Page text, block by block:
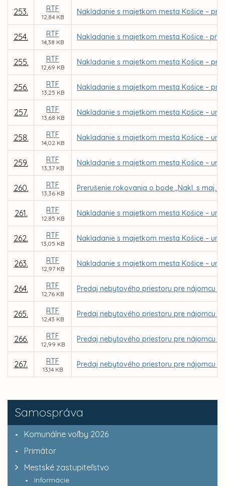
Samospráva
Komunálne voľby 2026
Primátor
Mestské zastupiteľstvo
Informácie
253. RTF
12,84 KB
Nakladanie s majetkom mesta Košice –
254. RTF
14,38 KB
Nakladanie s majetkom mesta Košice -
255. RTF
12,69 KB
Nakladanie s majetkom mesta Košice –
256. RTF
13,25 KB
Nakladanie s majetkom mesta Košice –
257. RTF
13,68 KB
Nakladanie s majetkom mesta Košice –
258. RTF
14,02 KB
Nakladanie s majetkom mesta Košice –
259. RTF
13,37 KB
Nakladanie s majetkom mesta Košice –
260. RTF
13,36 KB
Prerušenie rokovania o bode „Nakl. s maj.
261. RTF
12,85 KB
Nakladanie s majetkom mesta Košice –
262. RTF
13,05 KB
Nakladanie s majetkom mesta Košice –
263. RTF
12,97 KB
Nakladanie s majetkom mesta Košice –
264. RTF
12,76 KB
Predaj nebytového priestoru pre nájomcu
265. RTF
12,43 KB
Predaj nebytového priestoru pre nájomcu
266. RTF
12,99 KB
Predaj nebytového priestoru pre nájomcu
267. RTF
13,14 KB
Predaj nebytového priestoru pre nájomcu